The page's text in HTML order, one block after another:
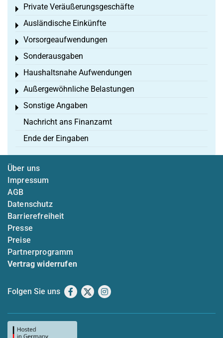
Private Veräußerungsgeschäfte
Toggle menu
Ausländische Einkünfte
Toggle menu
Vorsorgeaufwendungen
Toggle menu
Sonderausgaben
Toggle menu
Haushaltsnahe Aufwendungen
Toggle menu
Außergewöhnliche Belastungen
Toggle menu
Sonstige Angaben
Toggle menu
Nachricht ans Finanzamt
Ende der Eingaben
Über uns
Impressum
AGB
Datenschutz
Barrierefreiheit
Presse
Preise
Partnerprogramm
Vertrag widerrufen
Folgen Sie uns Facebook
X Instagram